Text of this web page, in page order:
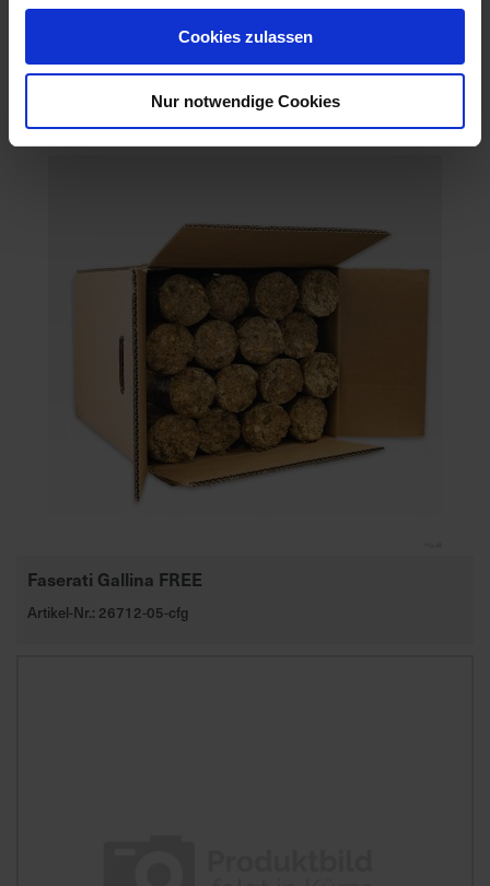
Cookies zulassen
Nur notwendige Cookies
BAT Pro Alleinfutter für Legehennen / 25kg
Artikel-Nr.: 26462-32
Faserati Gallina FREE
Artikel-Nr.: 26712-05-cfg